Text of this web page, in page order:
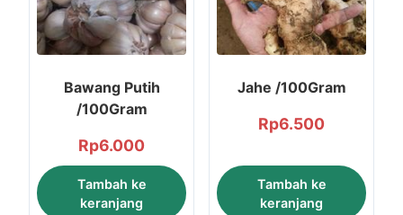
Bawang Putih
/100Gram
Rp6.000
Tambah ke
keranjang
Jahe /100Gram
Rp6.500
Tambah ke
keranjang